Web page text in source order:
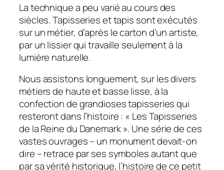
La technique a peu varié au cours des
siècles. Tapisseries et tapis sont exécutés
sur un métier, d’après le carton d’un artiste,
par un lissier qui travaille seulement à la
lumière naturelle.
Nous assistons longuement, sur les divers
métiers de haute et basse lisse, à la
confection de grandioses tapisseries qui
resteront dans l’histoire : « Les Tapisseries
de la Reine du Danemark ». Une série de ces
vastes ouvrages – un monument devait-on
dire – retrace par ses symboles autant que
par sa vérité historique, l’histoire de ce petit